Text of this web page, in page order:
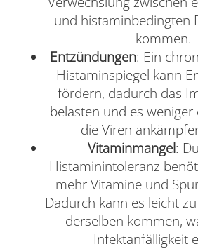
und histaminbedingten
kommen.
Entzündungen: Ein
Histaminspiegel kann
fördern, dadurch das
belasten und es weniger
die Viren
Vitaminmangel:
Histaminintoleranz
mehr Vitamine und
Dadurch kann es leicht
derselben kommen,
Infektanfälligkeit